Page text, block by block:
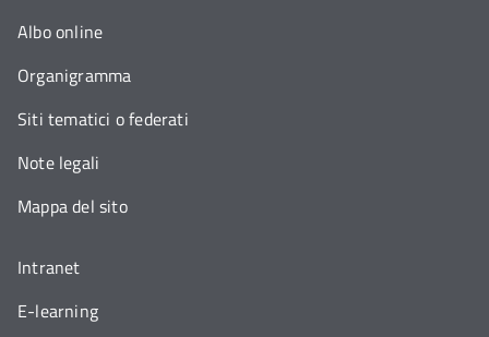
Albo online
Organigramma
Siti tematici o federati
Note legali
Mappa del sito
Intranet
E-learning